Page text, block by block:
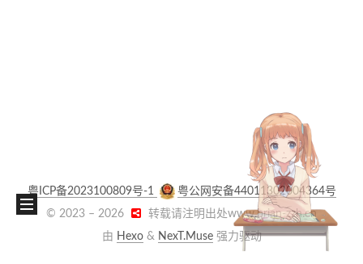
粤ICP备2023100809号-1
粤公网安备44011302004364号
© 2023 – 2026
转载请注明出处www.brian-zzh.cn
由 Hexo& NexT.Muse强力驱动